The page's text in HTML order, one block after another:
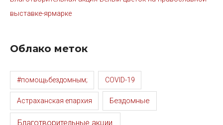
выставке-ярмарке
Облако меток
#помощьбездомным; COVID-19
Астраханская епархия Бездомные
Благотворительные акции